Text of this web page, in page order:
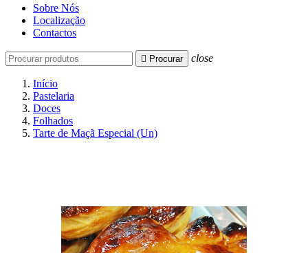
Sobre Nós
Localização
Contactos
 Procurar close
Início
Pastelaria
Doces
Folhados
Tarte de Maçã Especial (Un)